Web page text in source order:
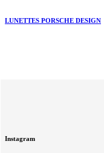
LUNETTES PORSCHE DESIGN
Instagram